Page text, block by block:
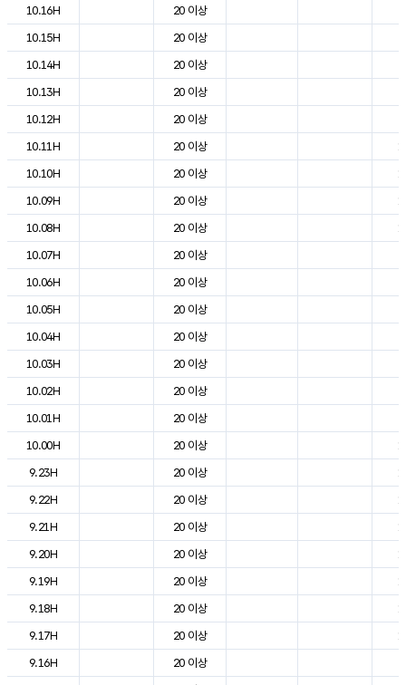
10.16H
20 이상
10.15H
20 이상
10.14H
20 이상
10.13H
20 이상
10.12H
20 이상
10.11H
20 이상
10.10H
20 이상
10.09H
20 이상
10.08H
20 이상
10.07H
20 이상
10.06H
20 이상
10.05H
20 이상
10.04H
20 이상
10.03H
20 이상
10.02H
20 이상
10.01H
20 이상
10.00H
20 이상
9.23H
20 이상
9.22H
20 이상
9.21H
20 이상
9.20H
20 이상
9.19H
20 이상
9.18H
20 이상
9.17H
20 이상
9.16H
20 이상